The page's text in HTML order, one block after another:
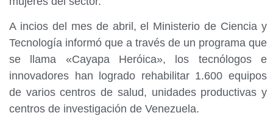
A incios del mes de abril, el Ministerio de Ciencia y
Tecnología informó que a través de un programa que
se llama «Cayapa Heróica», los tecnólogos e
innovadores han logrado rehabilitar 1.600 equipos
de varios centros de salud, unidades productivas y
centros de investigación de Venezuela.